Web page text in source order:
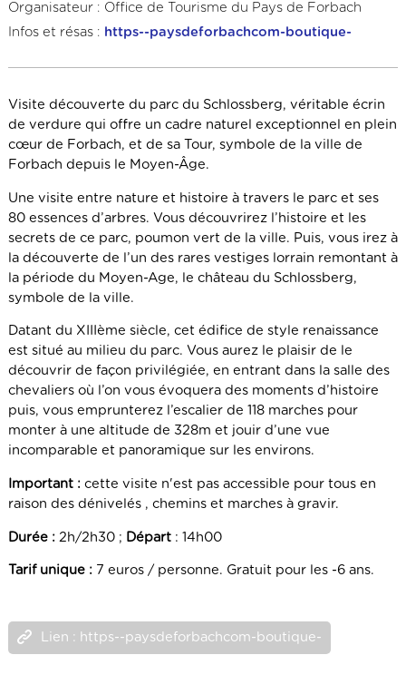
Organisateur : Office de Tourisme du Pays de Forbach
Infos et résas : https--paysdeforbachcom-boutique-
Visite découverte du parc du Schlossberg, véritable écrin
de verdure qui offre un cadre naturel exceptionnel en plein
cœur de Forbach, et de sa Tour, symbole de la ville de
Forbach depuis le Moyen-Âge.
Une visite entre nature et histoire à travers le parc et ses
80 essences d’arbres. Vous découvrirez l’histoire et les
secrets de ce parc, poumon vert de la ville. Puis, vous irez à
la découverte de l’un des rares vestiges lorrain remontant à
la période du Moyen-Age, le château du Schlossberg,
symbole de la ville.
Datant du XIIIème siècle, cet édifice de style renaissance
est situé au milieu du parc. Vous aurez le plaisir de le
découvrir de façon privilégiée, en entrant dans la salle des
chevaliers où l’on vous évoquera des moments d’histoire
puis, vous emprunterez l’escalier de 118 marches pour
monter à une altitude de 328m et jouir d’une vue
incomparable et panoramique sur les environs.
Important : cette visite n'est pas accessible pour tous en
raison des dénivelés , chemins et marches à gravir.
Durée : 2h/2h30 ; Départ: 14h00
Tarif unique : 7 euros / personne. Gratuit pour les -6 ans.
Lien : https--paysdeforbachcom-boutique-